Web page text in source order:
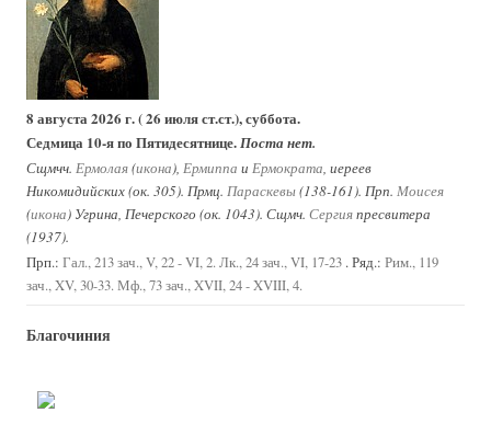
8 августа 2026 г. ( 26 июля ст.ст.), суббота.
Седмица 10-я по Пятидесятнице.Поста нет.
Сщмчч. Ермолая(икона), Ермиппа и Ермократа, иереев
Никомидийских (ок. 305). Прмц. Параскевы(138-161). Прп. Моисея
(икона) Угрина, Печерского (ок. 1043). Сщмч. Сергияпресвитера
(1937).
Прп.: Гал., 213 зач., V, 22 - VI, 2. Лк., 24 зач., VI, 17-23 . Ряд.: Рим., 119
зач., XV, 30-33. Мф., 73 зач., XVII, 24 - XVIII, 4.
Благочиния